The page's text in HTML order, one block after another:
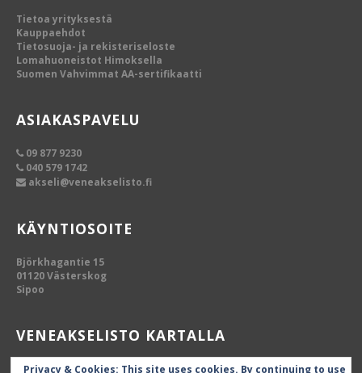
Tietoa yrityksestä
Kauppaehdot
Tietosuoja- ja rekisteriseloste
Lomahuoneistot Himoksella
Suomen Vahvimmat AA-sertifikaatti
ASIAKASPAVELU
09 877 9230
040 579 1742
akseli@veneakselisto.fi
KÄYNTIOSOITE
Björkhagantie 15
01120 Västerskog
Sipoo
VENEAKSELISTO KARTALLA
Privacy & Cookies: This site uses cookies. By continuing to use